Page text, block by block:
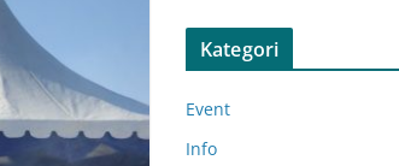
Kategori
Event
Info